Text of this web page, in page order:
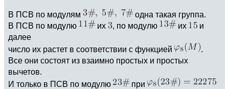
В ПСВ по модулям
одна такая группа.
В ПСВ по модулю
их , по модулю их
и
далее
число их растет в соответствии с функцией
.
Все они состоят из взаимно простых и простых
вычетов.
И только в ПСВ по модулю
при